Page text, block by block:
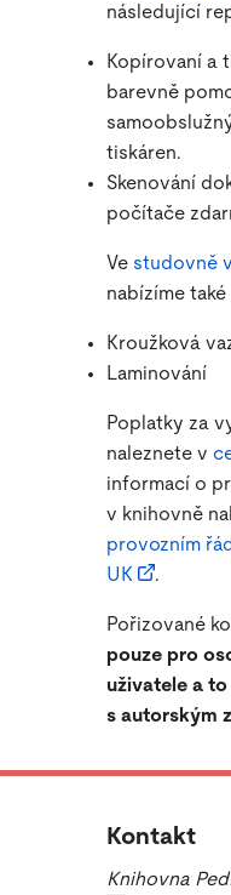
následující
Kopírovaní a
barevně
tiskáren.
Skenování
počítače
Ve studovně
nabízíme
Kroužková
Laminování
Poplatky za
naleznete v
informací o
v knihovně
provozním
UK
.
Pořizované
pouze pro
uživatele a
s autorským
Kontakt
Knihovna